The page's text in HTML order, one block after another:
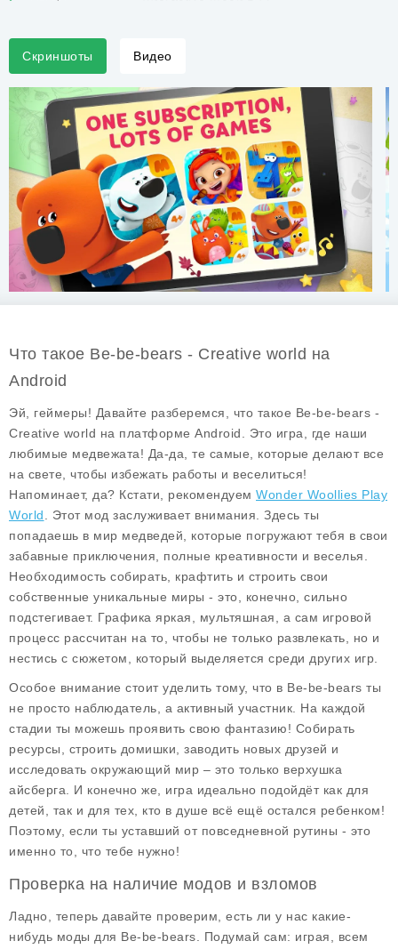
Скриншоты Видео
Что такое Be-be-bears - Creative world на
Android
Эй, геймеры! Давайте разберемся, что такое Be-be-bears -
Creative world на платформе Android. Это игра, где наши
любимые медвежата! Да-да, те самые, которые делают все
на свете, чтобы избежать работы и веселиться!
Напоминает, да? Кстати, рекомендуем Wonder Woollies Play
World . Этот мод заслуживает внимания. Здесь ты
попадаешь в мир медведей, которые погружают тебя в свои
забавные приключения, полные креативности и веселья.
Необходимость собирать, крафтить и строить свои
собственные уникальные миры - это, конечно, сильно
подстегивает. Графика яркая, мультяшная, а сам игровой
процесс рассчитан на то, чтобы не только развлекать, но и
нестись с сюжетом, который выделяется среди других игр.
Особое внимание стоит уделить тому, что в Be-be-bears ты
не просто наблюдатель, а активный участник. На каждой
стадии ты можешь проявить свою фантазию! Собирать
ресурсы, строить домишки, заводить новых друзей и
исследовать окружающий мир – это только верхушка
айсберга. И конечно же, игра идеально подойдёт как для
детей, так и для тех, кто в душе всё ещё остался ребенком!
Поэтому, если ты уставший от повседневной рутины - это
именно то, что тебе нужно!
Проверка на наличие модов и взломов
Ладно, теперь давайте проверим, есть ли у нас какие-
нибудь моды для Be-be-bears. Подумай сам: играя, всем